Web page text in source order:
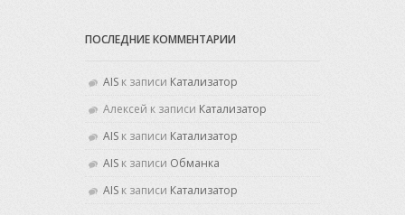
ПОСЛЕДНИЕ КОММЕНТАРИИ
AIS к записи Катализатор
Алексей к записи Катализатор
AIS к записи Катализатор
AIS к записи Обманка
AIS к записи Катализатор